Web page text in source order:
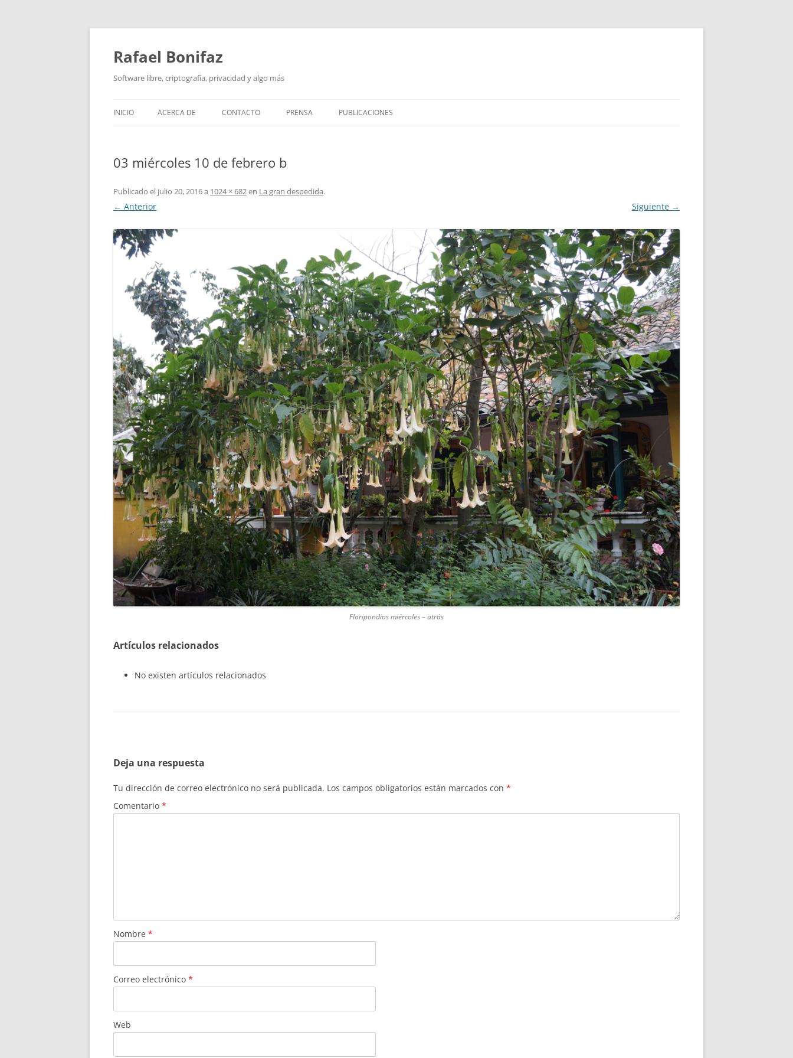
Saltar
contenido
Rafael Bonifaz
Software libre, criptografía, privacidad y algo más
INICIO ACERCA DE CONTACTO PRENSA PUBLICACIONES
03 miércoles 10 de febrero b
Publicado el julio 20, 2016a 1024 × 682en La gran despedida.
← Anterior Siguiente →
Floripondios miércoles – atrás
Artículos relacionados
No existen artículos relacionados
Deja una respuesta
Tu dirección de correo electrónico no será publicada. Los campos obligatorios están marcados con *
Comentario *
Nombre *
Correo electrónico *
Web